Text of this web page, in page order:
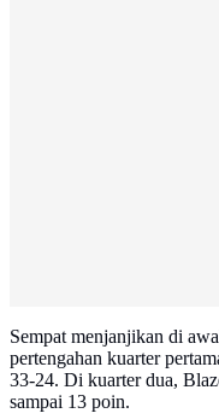
Sempat menjanjikan di
pertengahan kuarter
33-24. Di kuarter dua,
sampai 13 poin.